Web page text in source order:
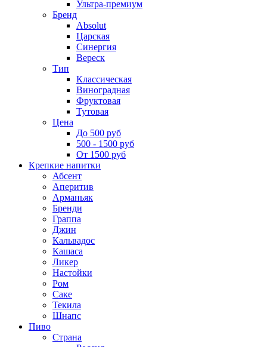
Ультра-премиум
Бренд
Absolut
Царская
Синергия
Вереск
Тип
Классическая
Виноградная
Фруктовая
Тутовая
Цена
До 500 руб
500 - 1500 руб
От 1500 руб
Крепкие напитки
Абсент
Аперитив
Арманьяк
Бренди
Граппа
Джин
Кальвадос
Кашаса
Ликер
Настойки
Ром
Саке
Текила
Шнапс
Пиво
Страна